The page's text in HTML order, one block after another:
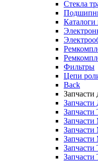
Стекла
Фильтры
Цепи
Back
Запчасти
Запчасти
Запчасти
Запчасти